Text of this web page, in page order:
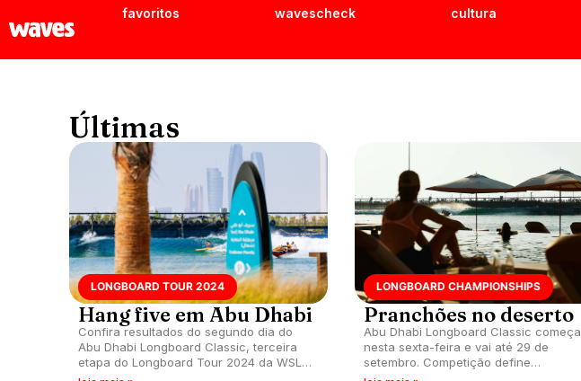
favoritos wavescheck cultura
Últimas
LONGBOARD TOUR 2024
Hang five em Abu Dhabi
Confira resultados do segundo dia do
Abu Dhabi Longboard Classic, terceira
etapa do Longboard Tour 2024 da WSL
que define classificados para mundial
LONGBOARD CHAMPIONSHIPS
Pranchões no deserto
Abu Dhabi Longboard Classic começa
nesta sexta-feira e vai até 29 de
setembro. Competição define
classificados para